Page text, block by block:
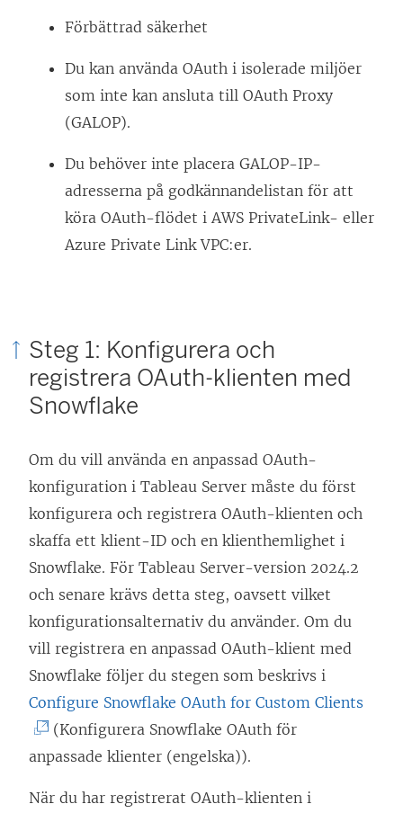
Förbättrad säkerhet
Du kan använda OAuth i isolerade miljöer
som inte kan ansluta till OAuth Proxy
(GALOP).
Du behöver inte placera GALOP-IP-
adresserna på godkännandelistan för att
köra OAuth-flödet i AWS PrivateLink- eller
Azure Private Link VPC:er.
Steg 1: Konfigurera och
registrera OAuth-klienten med
Snowflake
Om du vill använda en anpassad OAuth-
konfiguration i Tableau Server måste du först
konfigurera och registrera OAuth-klienten och
skaffa ett klient-ID och en klienthemlighet i
Snowflake. För Tableau Server-version 2024.2
och senare krävs detta steg, oavsett vilket
konfigurationsalternativ du använder. Om du
vill registrera en anpassad OAuth-klient med
Snowflake följer du stegen som beskrivs i
Configure Snowflake OAuth for Custom Clients
(Konfigurera Snowflake OAuth för
anpassade klienter (engelska)).
När du har registrerat OAuth-klienten i